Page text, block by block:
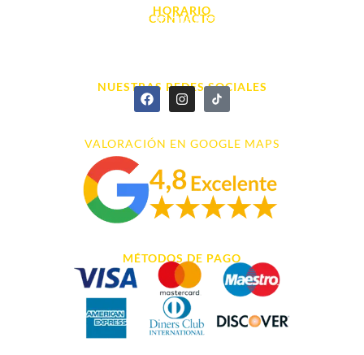
HORARIO
L. - S. 10:00h a 22:00h
CONTACTO
NUESTRAS REDES SOCIALES
VALORACIÓN EN GOOGLE MAPS
MÉTODOS DE PAGO